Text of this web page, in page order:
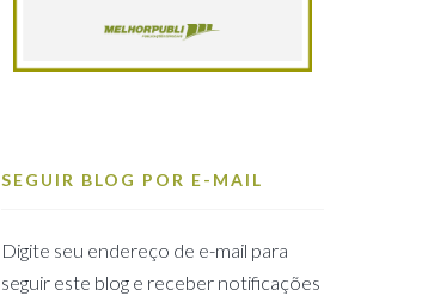
SEGUIR BLOG POR E-MAIL
Digite seu endereço de e-mail para
seguir este blog e receber notificações